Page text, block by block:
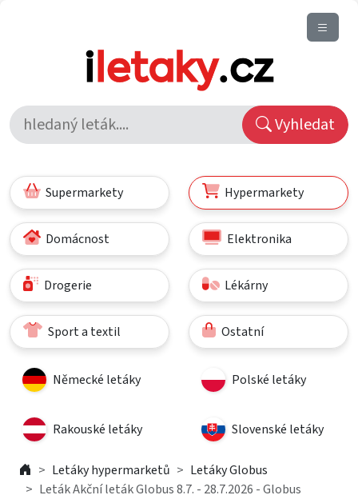
Vyhledat
Supermarkety Hypermarkety
Domácnost Elektronika
Drogerie Lékárny
Sport a textil Ostatní
Německé letáky Polské letáky
Rakouské letáky Slovenské letáky
Letáky hypermarketů
Letáky Globus
Leták Akční leták Globus 8.7. - 28.7.2026 - Globus